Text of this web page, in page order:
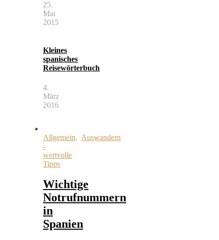
25.
Mai
2015
Kleines
spanisches
Reisewörterbuch
4.
März
2016
Allgemein, Auswandern
-
wertvolle
Tipps
Wichtige
Notrufnummern
in
Spanien